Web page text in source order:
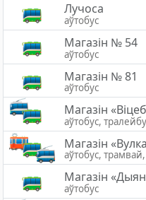
Лучоса
аўтобус
Магазін № 54
аўтобус
Магазін № 81
аўтобус
Магазiн
аўтобус,
Магазін
аўтобус,
Магазін
аўтобус